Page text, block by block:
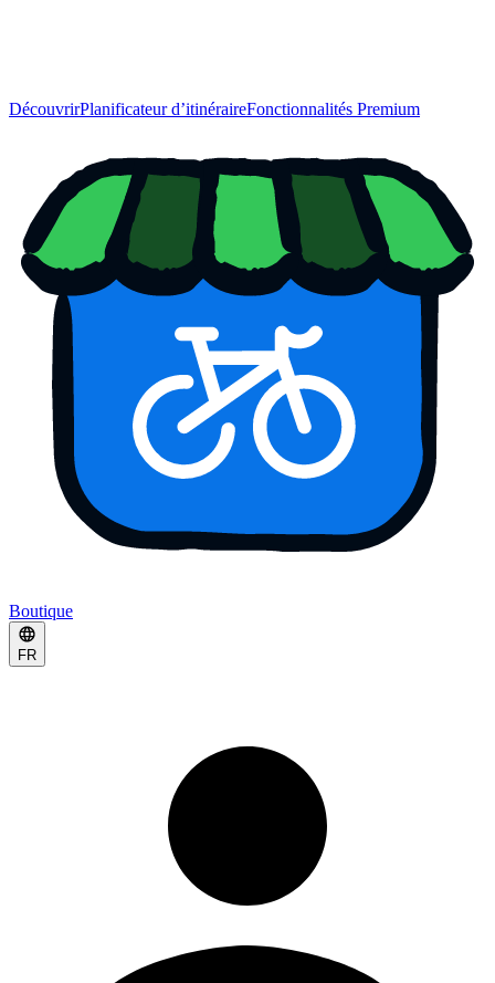
DécouvrirPlanificateur d’itinéraireFonctionnalités Premium
Boutique
FR